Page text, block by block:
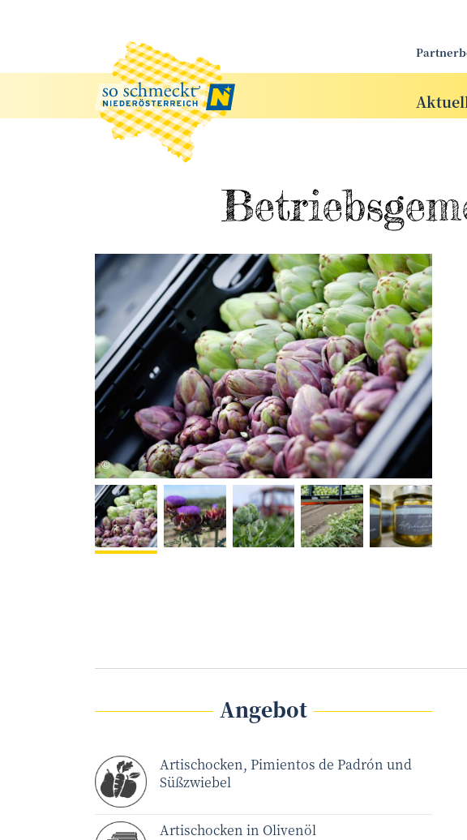
©Robert Kalb
Angebot
Artischocken, Pimientos de Padrón und
Süßzwiebel
Artischocken in Olivenöl